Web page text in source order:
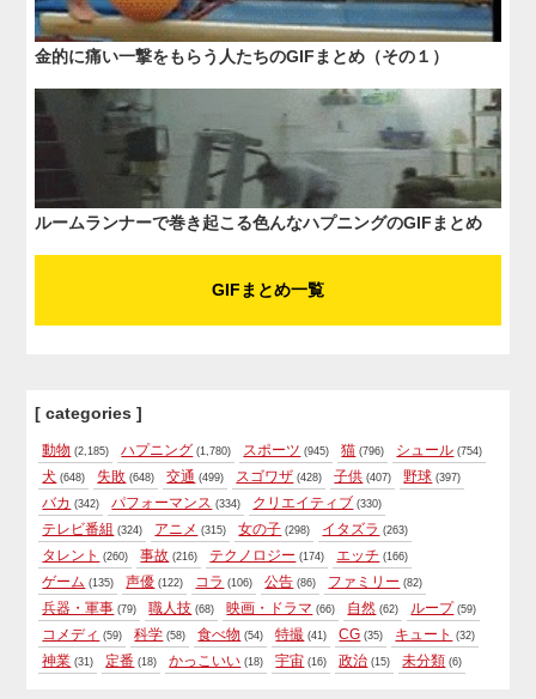
金的に痛い一撃をもらう人たちのGIFまとめ（その１）
ルームランナーで巻き起こる色んなハプニングのGIFまとめ
GIFまとめ一覧
[ categories ]
動物 (2,185) ハプニング (1,780) スポーツ (945) 猫 (796) シュール (754)
犬 (648) 失敗 (648) 交通 (499) スゴワザ (428) 子供 (407) 野球 (397)
バカ (342) パフォーマンス (334) クリエイティブ (330)
テレビ番組 (324) アニメ (315) 女の子 (298) イタズラ (263)
タレント (260) 事故 (216) テクノロジー (174) エッチ (166)
ゲーム (135) 声優 (122) コラ (106) 公告 (86) ファミリー (82)
兵器・軍事 (79) 職人技 (68) 映画・ドラマ (66) 自然 (62) ループ (59)
コメディ (59) 科学 (58) 食べ物 (54) 特撮 (41) CG (35) キュート (32)
神業 (31) 定番 (18) かっこいい (18) 宇宙 (16) 政治 (15) 未分類 (6)